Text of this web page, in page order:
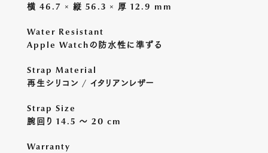
横 46.7 × 縦 56.3 × 厚 12.9 mm
Water Resistant
Apple Watchの防水性に準ずる
Strap Material
再生シリコン / イタリアンレザー
Strap Size
腕回り 14.5 〜 20 cm
Warranty